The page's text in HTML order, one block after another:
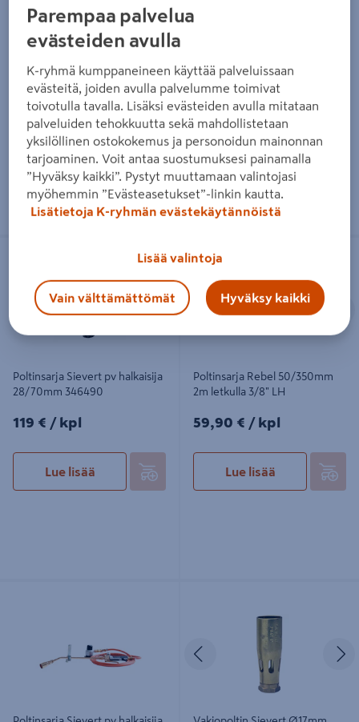
Puhalluslamppu Sievert
Powerjet 2535 EU-
kierreventtiili
169€/kpl
169 €/ kpl
Lue lisää
Tehopoltinsarja Sievert PRO88
204 € / kpl
Lue lisää
Poltinsarja Sievert pv halkaisija
28/70mm 346490
119€/kpl
119 € / kpl
Lue lisää
letkulla 3/8" LH
Edellinen
Poltinsarja Rebel 50/350mm
2m letkulla 3/8" LH
59,90€/kpl
59,90 € / kpl
Lue lisää
Parempaa palvelua
evästeiden avulla
K-ryhmä kumppaneineen käyttää palveluissaan
evästeitä, joiden avulla palvelumme toimivat
toivotulla tavalla. Lisäksi evästeiden avulla mitataan
palveluiden tehokkuutta sekä mahdollistetaan
yksilöllinen ostokokemus ja personoidun mainonnan
tarjoaminen. Voit antaa suostumuksesi painamalla
”Hyväksy kaikki”. Pystyt muuttamaan valintojasi
myöhemmin ”Evästeasetukset”-linkin kautta.
Lisätietoja K-ryhmän evästekäytännöistä
Lisää valintoja
Vain välttämättömät Hyväksy kaikki